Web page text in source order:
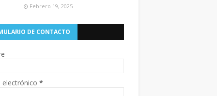
Febrero 19, 2025
DE CONTACTO
electrónico *